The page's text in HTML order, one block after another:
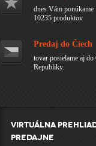
dnes Vám ponúkame
10235 produktov
Predaj do Čiech
tovar posielame aj do
Republiky.
Virtuálna
predajne